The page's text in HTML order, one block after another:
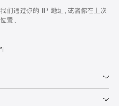
们通过你的 IP 地址，或者你在上次
置。